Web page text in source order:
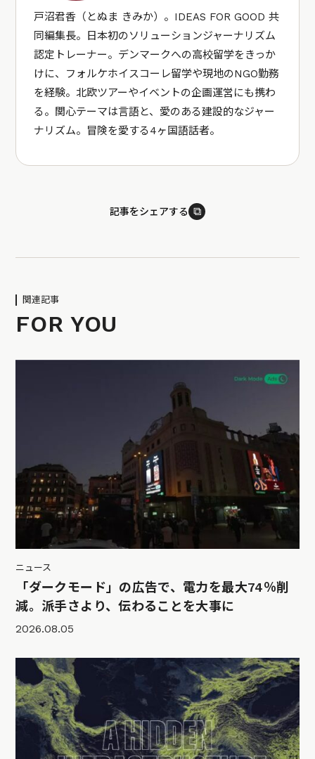
戸沼君香（とぬま きみか）。IDEAS FOR GOOD 共
同編集長。日本初のソリューションジャーナリズム
認定トレーナー。デンマークへの高校留学をきっか
けに、フォルケホイスコーレ留学や現地のNGO勤務
を経験。北欧ツアーやイベントの企画運営にも携わ
る。関心テーマは言語と、愛のある建設的なジャー
ナリズム。冒険を愛する4ヶ国語話者。
記事をシェアする ⧉
関連記事
FOR YOU
ニュース
「ダークモード」の広告で、電力を最大74％削
減。派手さより、伝わることを大事に
2026.08.05